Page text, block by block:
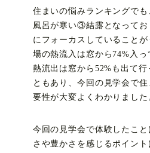
住まいの悩みランキングで
風呂が寒い③結露となってお
にフォーカスしていること
場の熱流入は窓から74%入
熱流出は窓から52%も出て行
ともあり、今回の見学会で
要性が大変よくわかりました
今回の見学会で体験したこと
さや豊かさを感じるポイン